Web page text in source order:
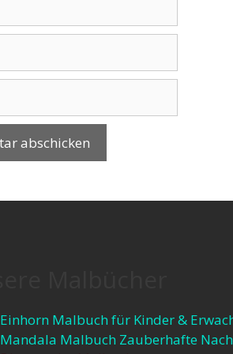
Einhorn Malbuch für Kinder &
Mandala Malbuch Zauberhafte